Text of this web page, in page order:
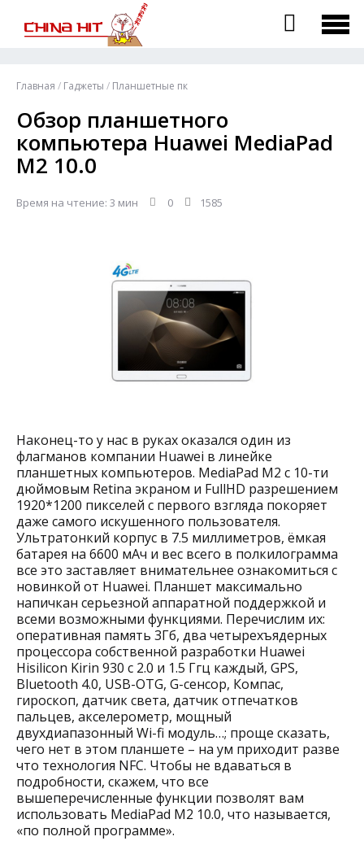
Главная / Гаджеты / Планшетные пк
Обзор планшетного
компьютера Huawei MediaPad
M2 10.0
Время на чтение: 3 мин 0 1585
Наконец-то у нас в руках оказался один из
флагманов компании Huawei в линейке
планшетных компьютеров. MediaPad M2 с 10-ти
дюймовым Retina экраном и FullHD разрешением
1920*1200 пикселей с первого взгляда покоряет
даже самого искушенного пользователя.
Ультратонкий корпус в 7.5 миллиметров, ёмкая
батарея на 6600 мАч и вес всего в полкилограмма
все это заставляет внимательнее ознакомиться с
новинкой от Huawei. Планшет максимально
напичкан серьезной аппаратной поддержкой и
всеми возможными функциями. Перечислим их:
оперативная память 3Гб, два четырехъядерных
процессора собственной разработки Huawei
Hisilicon Kirin 930 c 2.0 и 1.5 Ггц каждый, GPS,
Bluetooth 4.0, USB-OTG, G-сенсор, Компас,
гироскоп, датчик света, датчик отпечатков
пальцев, акселерометр, мощный
двухдиапазонный Wi-fi модуль…; проще сказать,
чего нет в этом планшете – на ум приходит разве
что технология NFC. Чтобы не вдаваться в
подробности, скажем, что все
вышеперечисленные функции позволят вам
использовать MediaPad M2 10.0, что называется,
«по полной программе».